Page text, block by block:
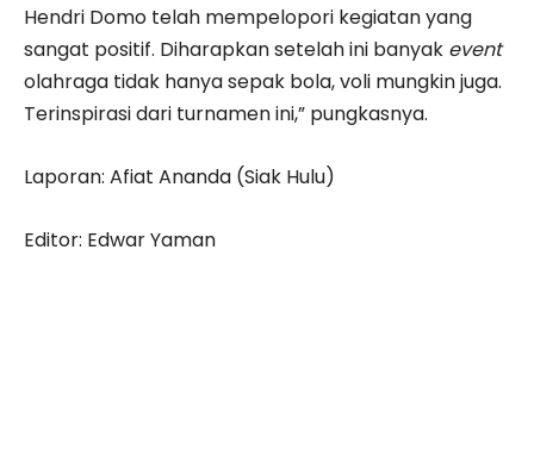
Hendri Domo telah mempelopori kegiatan yang
sangat positif. Diharapkan setelah ini banyak event
olahraga tidak hanya sepak bola, voli mungkin juga.
Terinspirasi dari turnamen ini,” pungkasnya.
Laporan: Afiat Ananda (Siak Hulu)
Editor: Edwar Yaman